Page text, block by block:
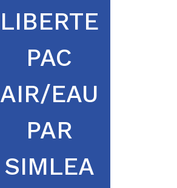
LIBERTE
PAC
AIR/EAU
PAR
SIMLEA